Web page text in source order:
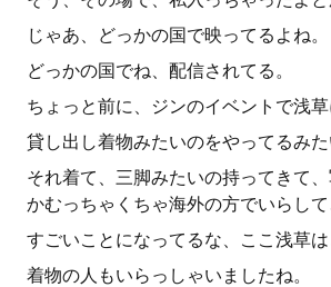
じゃあ、どっかの国で映ってるよね。
どっかの国でね、配信されてる。
ちょっと前に、ジンのイベントで浅草
貸し出し着物みたいのをやってるみた
それ着て、三脚みたいの持ってきて
かむっちゃくちゃ海外の方でいらして
すごいことになってるな、ここ浅草は
着物の人もいらっしゃいましたね。